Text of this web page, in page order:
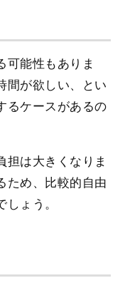
可能性もありま
間が欲しい、とい
るケースがあるの
担は大きくなりま
ため、比較的自由
ょう。